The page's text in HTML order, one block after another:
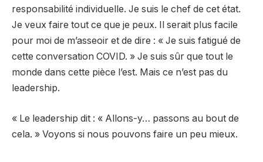
responsabilité individuelle. Je suis le chef de cet état.
Je veux faire tout ce que je peux. Il serait plus facile
pour moi de m’asseoir et de dire : « Je suis fatigué de
cette conversation COVID. » Je suis sûr que tout le
monde dans cette pièce l’est. Mais ce n’est pas du
leadership.
« Le leadership dit : « Allons-y… passons au bout de
cela. » Voyons si nous pouvons faire un peu mieux.